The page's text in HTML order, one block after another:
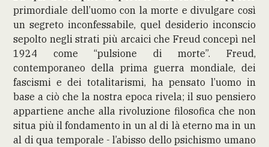
primordiale dell’uomo con la morte e divulgare così
un segreto inconfessabile, quel desiderio inconscio
sepolto negli strati più arcaici che Freud concepì nel
1924 come “pulsione di morte”. Freud,
contemporaneo della prima guerra mondiale, dei
fascismi e dei totalitarismi, ha pensato l’uomo in
base a ciò che la nostra epoca rivela; il suo pensiero
appartiene anche alla rivoluzione filosofica che non
situa più il fondamento in un al di là eterno ma in un
al di qua temporale - l’abisso dello psichismo umano